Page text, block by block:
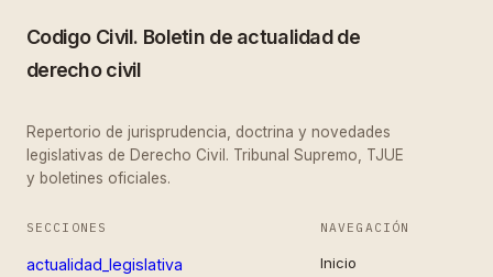
Codigo Civil. Boletin de actualidad de
derecho civil
Repertorio de jurisprudencia, doctrina y novedades
legislativas de Derecho Civil. Tribunal Supremo, TJUE
y boletines oficiales.
SECCIONES
actualidad_legislativa
NAVEGACIÓN
Inicio